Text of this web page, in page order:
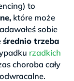
to
które może
sobie
średnio trzeba
rzadkich
choroba cały